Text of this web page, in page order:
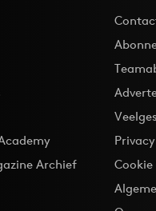
Archief